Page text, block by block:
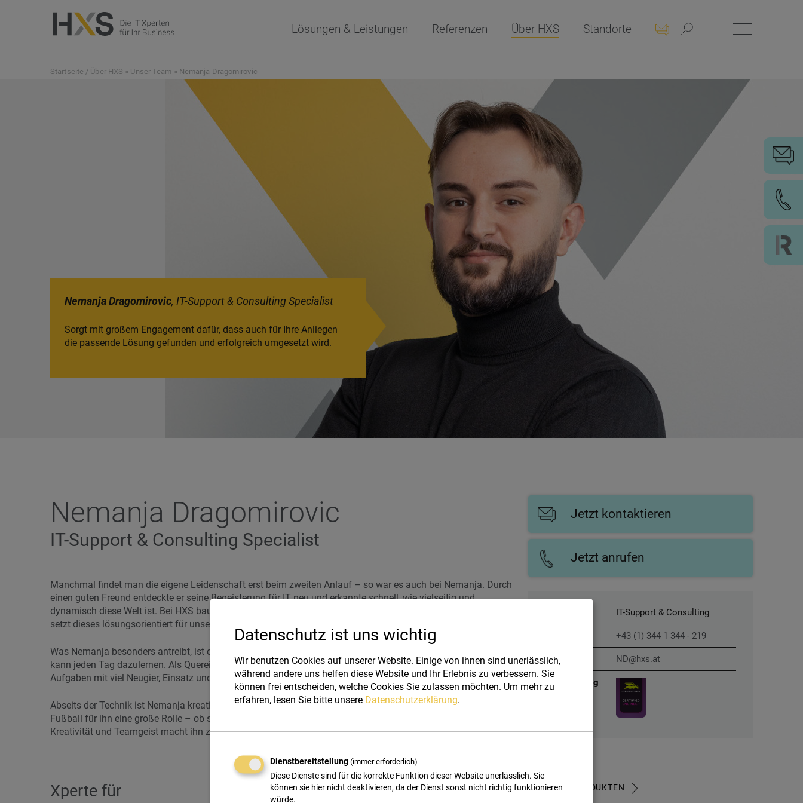
Lösungen & Leistungen Referenzen Über HXS Standorte
Startseite / Über HXS » Unser Team » Nemanja Dragomirovic
Nemanja Dragomirovic, IT-Support & Consulting Specialist
Sorgt mit großem Engagement dafür, dass auch für Ihre Anliegen
die passende Lösung gefunden und erfolgreich umgesetzt wird.
Nemanja Dragomirovic
IT-Support & Consulting Specialist
Manchmal findet man die eigene Leidenschaft erst beim zweiten Anlauf – so war es auch bei Nemanja. Durch
einen guten Freund entdeckte er seine Begeisterung für IT neu und erkannte schnell, wie vielseitig und
dynamisch diese Welt ist. Bei HXS baut er sein Know-how in der Microsoft 365 Welt kontinuierlich aus und
setzt dieses lösungsorientiert für unsere Kunden ein.
Was Nemanja besonders antreibt, ist die ständige Weiterentwicklung: In der IT gibt es keinen Stillstand – man
kann jeden Tag dazulernen. Als Quereinsteiger bringt er dabei eine frische Perspektive mit und geht neue
Aufgaben mit viel Neugier, Einsatz und Lernbereitschaft an.
Abseits der Technik ist Nemanja kreativ unterwegs und begeistert sich für Grafikdesign. Außerdem spielt
Fußball für ihn eine große Rolle – ob selbst am Platz oder als Zuschauer. Diese Mischung aus Technik,
Kreativität und Teamgeist macht ihn zu einer echten Bereicherung für unser Team.
Jetzt kontaktieren
Jetzt anrufen
IT-Support & Consulting
+43 (1) 344 1 344 - 219
E-Mail ND@hxs.at
Zertifizierung
Xperte für ZU ALLEN PRODUKTEN
Datenschutz ist uns wichtig
Wir benutzen Cookies auf unserer Website. Einige von ihnen sind unerlässlich,
während andere uns helfen diese Website und Ihr Erlebnis zu verbessern. Sie
können frei entscheiden, welche Cookies Sie zulassen möchten. Um mehr zu
erfahren, lesen Sie bitte unsere Datenschutzerklärung.
Dienstbereitstellung (immer erforderlich)
Diese Dienste sind für die korrekte Funktion dieser Website unerlässlich. Sie
können sie hier nicht deaktivieren, da der Dienst sonst nicht richtig funktionieren
würde.